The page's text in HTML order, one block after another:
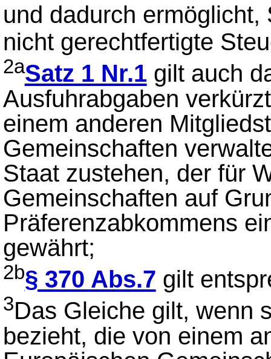
und dadurch
nicht gerechtfertigte
2aSatz 1 Nr.1gilt auch
Ausfuhrabgaben
einem anderen
Gemeinschaften
Staat zustehen, der für
Gemeinschaften auf
Präferenzabkommens
gewährt;
2b§ 370 Abs.7 gilt
3Das Gleiche gilt, wenn
bezieht, die von einem